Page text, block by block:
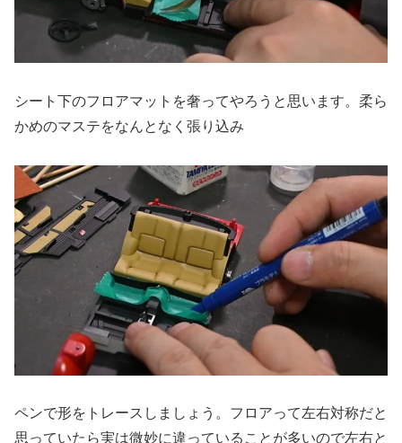
シート下のフロアマットを奢ってやろうと思います。柔ら
かめのマステをなんとなく張り込み
ペンで形をトレースしましょう。フロアって左右対称だと
思っていたら実は微妙に違っていることが多いので左右と